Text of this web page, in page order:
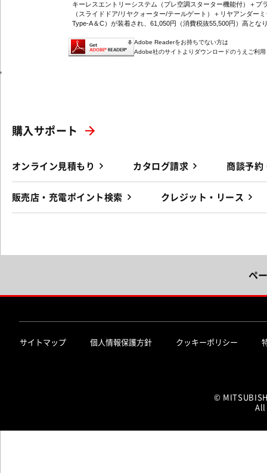
キーレスエントリーシステム（プレ空調スターター機能付）＋プ
（スライドドア/リヤクォーター/テールゲート）＋リヤアンダー
Type-A＆C）が装着され、61,050円（消費税抜55,500円）高とな
Adobe Readerをお持ちでない方は
Adobe社のサイトよりダウンロードのうえご利
'
購入サポート
オンライン見積もり カタログ請求 商談予約
販売店・充電ポイント検索 クレジット・リース
ペ
サイトマップ 個人情報保護方針 クッキーポリシー
©
All